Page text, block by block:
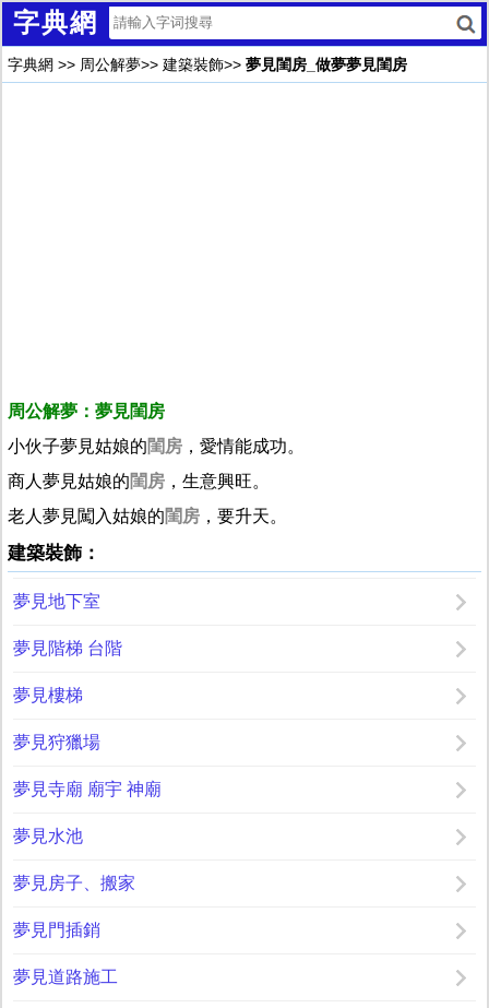
字典網
字典網 >> 周公解夢>> 建築裝飾>> 夢見閨房_做夢夢見閨房
周公解夢：夢見閨房
小伙子夢見姑娘的閨房 ，愛情能成功。
商人夢見姑娘的閨房 ，生意興旺。
老人夢見闖入姑娘的閨房 ，要升天。
建築裝飾：
夢見地下室
夢見階梯 台階
夢見樓梯
夢見狩獵場
夢見寺廟 廟宇 神廟
夢見水池
夢見房子、搬家
夢見門插銷
夢見道路施工